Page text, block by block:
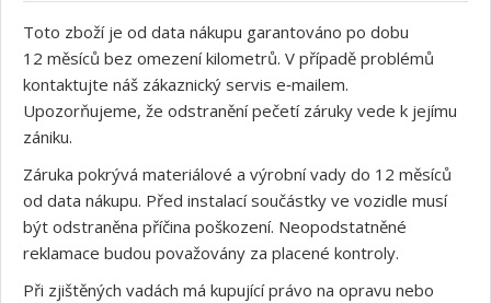
Toto zboží je od data nákupu garantováno po dobu
12 měsíců bez omezení kilometrů. V případě problémů
kontaktujte náš zákaznický servis e‑mailem.
Upozorňujeme, že odstranění pečetí záruky vede k jejímu
zániku.
Záruka pokrývá materiálové a výrobní vady do 12 měsíců
od data nákupu. Před instalací součástky ve vozidle musí
být odstraněna příčina poškození. Neopodstatněné
reklamace budou považovány za placené kontroly.
Při zjištěných vadách má kupující právo na opravu nebo